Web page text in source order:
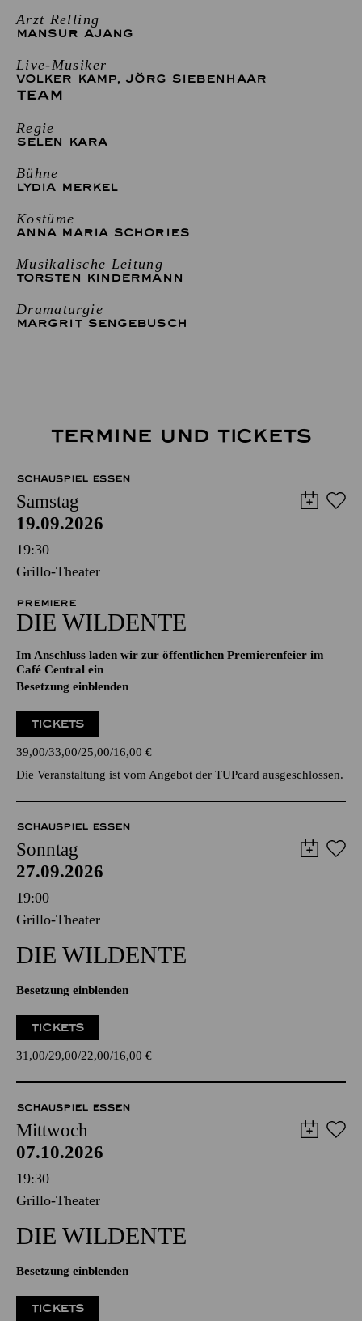
Arzt Relling
MANSUR AJANG
Live-Musiker
VOLKER KAMP, JÖRG SIEBENHAAR
TEAM
Regie
SELEN KARA
Bühne
LYDIA MERKEL
Kostüme
ANNA MARIA SCHORIES
Musikalische Leitung
TORSTEN KINDERMANN
Dramaturgie
MARGRIT SENGEBUSCH
TERMINE UND TICKETS
SCHAUSPIEL ESSEN
Samstag
19.09.2026
19:30
Grillo-Theater
PREMIERE
DIE WILDENTE
Im Anschluss laden wir zur öffentlichen Premierenfeier im
Café Central ein
Besetzung einblenden
TICKETS
39,00 33,00 25,00 16,00 €
Die Veranstaltung ist vom Angebot der TUPcard ausgeschlossen.
SCHAUSPIEL ESSEN
Sonntag
27.09.2026
19:00
Grillo-Theater
DIE WILDENTE
Besetzung einblenden
TICKETS
31,00 29,00 22,00 16,00 €
SCHAUSPIEL ESSEN
Mittwoch
07.10.2026
19:30
Grillo-Theater
DIE WILDENTE
Besetzung einblenden
TICKETS